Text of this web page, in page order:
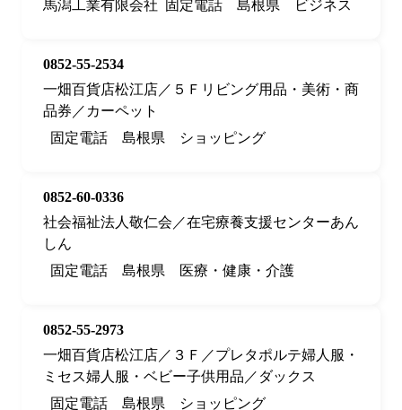
馬潟工業有限会社 固定電話 島根県 ビジネス
0852-55-2534
一畑百貨店松江店／５Ｆリビング用品・美術・商
品券／カーペット
固定電話
島根県 ショッピング
0852-60-0336
社会福祉法人敬仁会／在宅療養支援センターあん
しん
固定電話
島根県 医療・健康・介護
0852-55-2973
一畑百貨店松江店／３Ｆ／プレタポルテ婦人服・
ミセス婦人服・ベビー子供用品／ダックス
固定電話
島根県 ショッピング